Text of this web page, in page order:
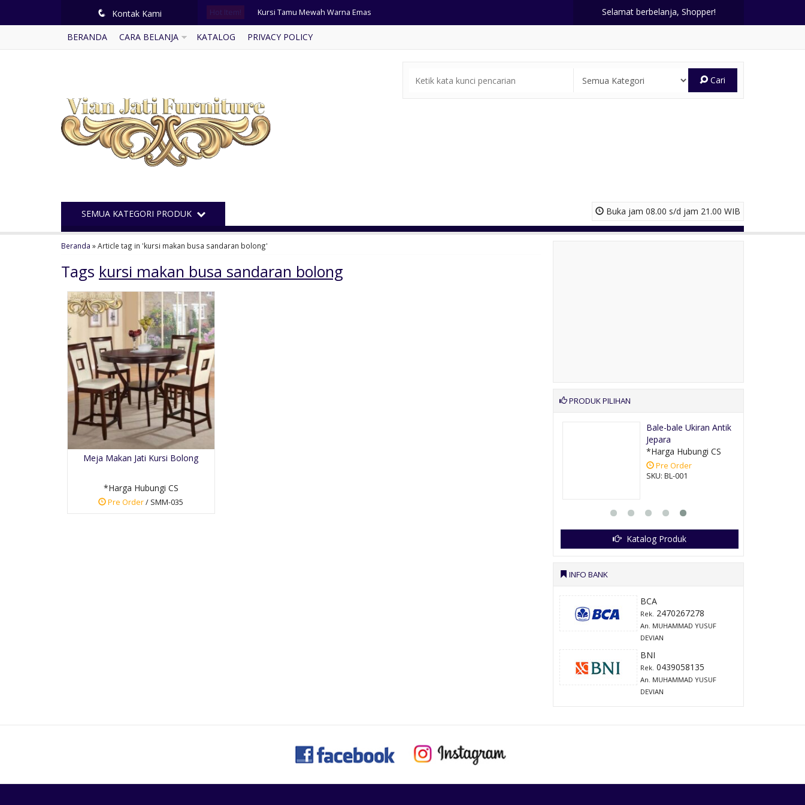
q Kontak Kami Hot Item! Kursi Tamu Mewah Warna Emas
Desain Kursi Tamu Modern Tropis
Kamar Set Ukiran Mewah Klasik
Lemari Pakaian Mewah Pintu 4
Selamat berbelanja, Shopper!
BERANDA CARA BELANJA KATALOG PRIVACY POLICY
Cari
Buka jam 08.00 s/d jam 21.00 WIB
SEMUA KATEGORI PRODUK
Beranda »Article tag in 'kursi makan busa sandaran bolong'
Tags kursi makan busa sandaran bolong
Meja Makan Jati Kursi Bolong
*Harga Hubungi CS
Pre Order/ SMM-035
PRODUK PILIHAN
Lemari Jam Hias Kayu
Jati Soli....
*Harga Hubungi CS
Pre Order
Bale-bale Ukiran Antik
Jepara
*Harga Hubungi CS
Pre Order
SKU: BL-001
Katalog Produk
INFO BANK
BCA
Rek. 2470267278
An. MUHAMMAD YUSUF
DEVIAN
BNI
Rek. 0439058135
An. MUHAMMAD YUSUF
DEVIAN